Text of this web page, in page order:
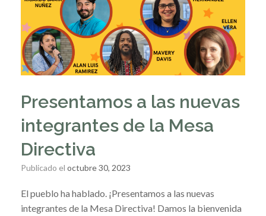
Presentamos a las nuevas
integrantes de la Mesa
Directiva
Publicado el octubre 30, 2023
El pueblo ha hablado. ¡Presentamos a las nuevas
integrantes de la Mesa Directiva! Damos la bienvenida